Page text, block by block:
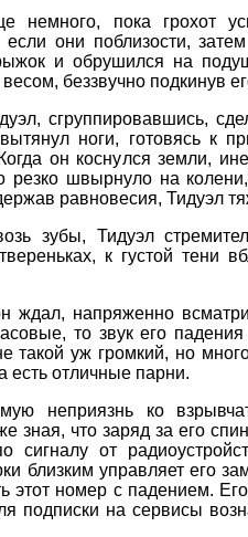
немного, пока грохот
они поблизости,
и обрушился на
беззвучно подкинув
сгруппировавшись,
ноги, готовясь к
он коснулся земли,
резко швырнуло на
равновесия, Тидуэл
зубы, Тидуэл
к густой тени
ждал, напряженно
то звук его
такой уж громкий, но
есть отличные парни.
неприязнь ко
зная, что заряд за его
сигналу от
близким управляет его
этот номер с падением.
подписки на сервисы